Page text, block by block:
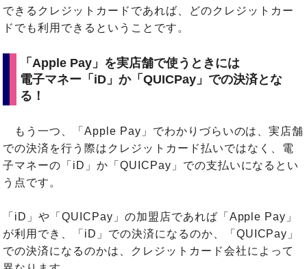
できるクレジットカードであれば、どのクレジットカー
ドでも利用できるということです。
「Apple Pay」を実店舗で使うときには
電子マネー「iD」か「QUICPay」での決済とな
る！
もう一つ、「Apple Pay」でわかりづらいのは、実店舗
での決済を行う際はクレジットカード払いではなく、電
子マネーの「iD」か「QUICPay」での支払いになるとい
う点です。
「iD」や「QUICPay」の加盟店であれば「Apple Pay」
が利用でき、「iD」での決済になるのか、「QUICPay」
での決済になるのかは、クレジットカード会社によって